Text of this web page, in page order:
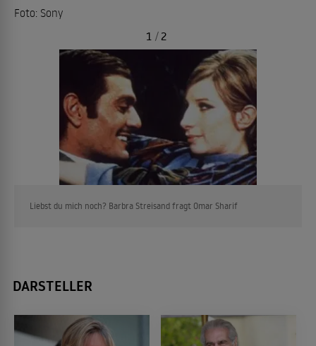
Foto: Sony
Liebst du mich noch? Barbra Streisand fragt Omar Sharif
1 / 2
DARSTELLER